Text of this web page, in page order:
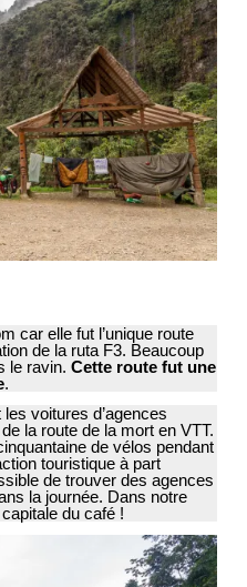
car elle fut l’unique route
de la ruta F3. Beaucoup
le ravin. Cette route fut une
.
voitures d’agences
la route de la mort en VTT.
de vélos pendant
touristique à part
de trouver des agences
la journée. Dans notre
du café !